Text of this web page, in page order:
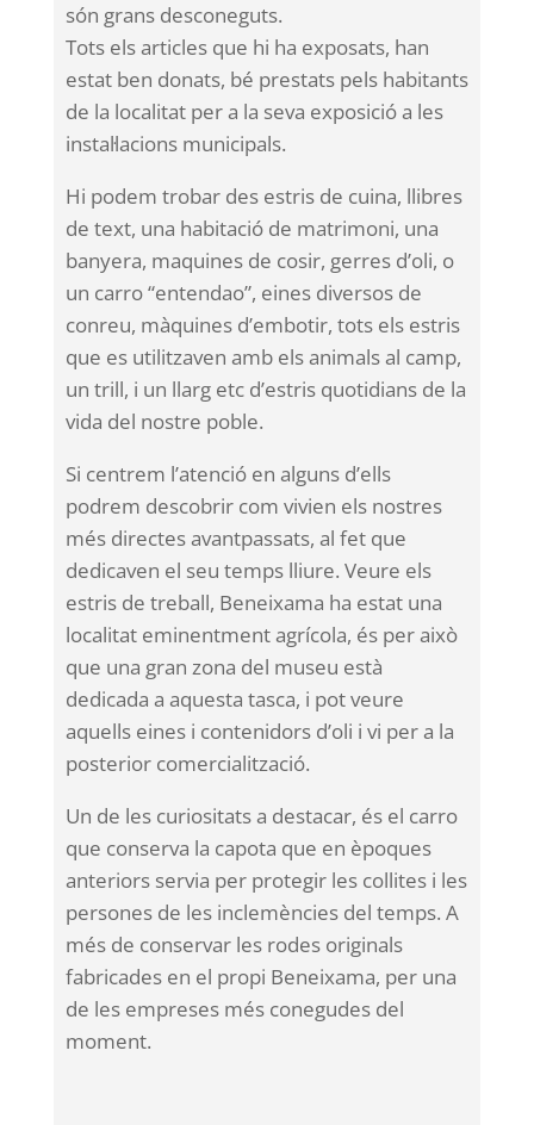
són grans desconeguts.
Tots els articles que hi ha exposats, han
estat ben donats, bé prestats pels habitants
de la localitat per a la seva exposició a les
instal·lacions municipals.
Hi podem trobar des estris de cuina, llibres
de text, una habitació de matrimoni, una
banyera, maquines de cosir, gerres d’oli, o
un carro “entendao”, eines diversos de
conreu, màquines d’embotir, tots els estris
que es utilitzaven amb els animals al camp,
un trill, i un llarg etc d’estris quotidians de la
vida del nostre poble.
Si centrem l’atenció en alguns d’ells
podrem descobrir com vivien els nostres
més directes avantpassats, al fet que
dedicaven el seu temps lliure. Veure els
estris de treball, Beneixama ha estat una
localitat eminentment agrícola, és per això
que una gran zona del museu està
dedicada a aquesta tasca, i pot veure
aquells eines i contenidors d’oli i vi per a la
posterior comercialització.
Un de les curiositats a destacar, és el carro
que conserva la capota que en èpoques
anteriors servia per protegir les collites i les
persones de les inclemències del temps. A
més de conservar les rodes originals
fabricades en el propi Beneixama, per una
de les empreses més conegudes del
moment.